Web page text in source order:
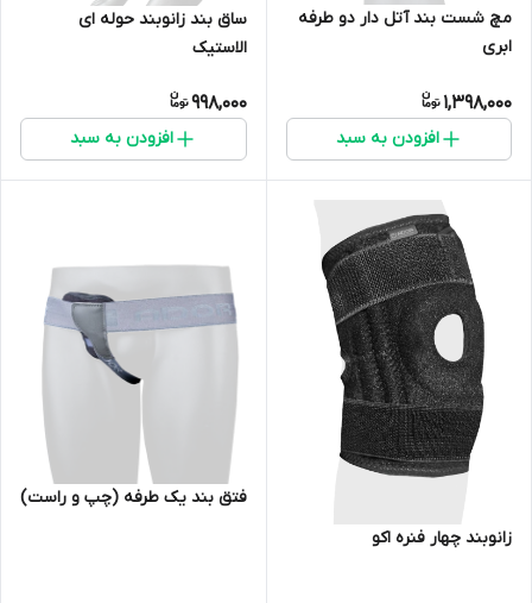
مچ شست بند آتل دار دو طرفه
ابری
1,398,000
افزودن به سبد
ساق بند زانوبند حوله ای
الاستیک
998,000
افزودن به سبد
زانوبند چهار فنره اکو
فتق بند یک طرفه (چپ و راست)